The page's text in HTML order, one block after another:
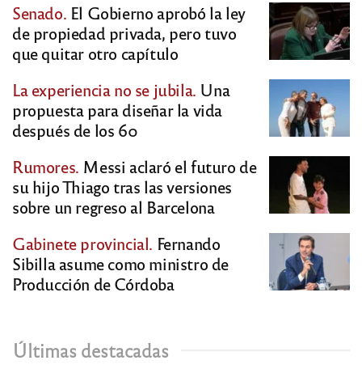
Senado. El Gobierno aprobó la ley
de propiedad privada, pero tuvo
que quitar otro capítulo
La experiencia no se jubila. Una
propuesta para diseñar la vida
después de los 60
Rumores. Messi aclaró el futuro de
su hijo Thiago tras las versiones
sobre un regreso al Barcelona
Gabinete provincial. Fernando
Sibilla asume como ministro de
Producción de Córdoba
Últimas destacadas